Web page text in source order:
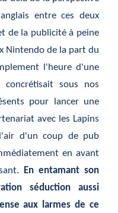
entre ces deux
de la publicité à peine
Nintendo de la part du
l'heure d'une
concrétisait sous nos
pour lancer une
avec les Lapins
d'un coup de pub
en avant
En entamant son
séduction aussi
aux larmes de ce